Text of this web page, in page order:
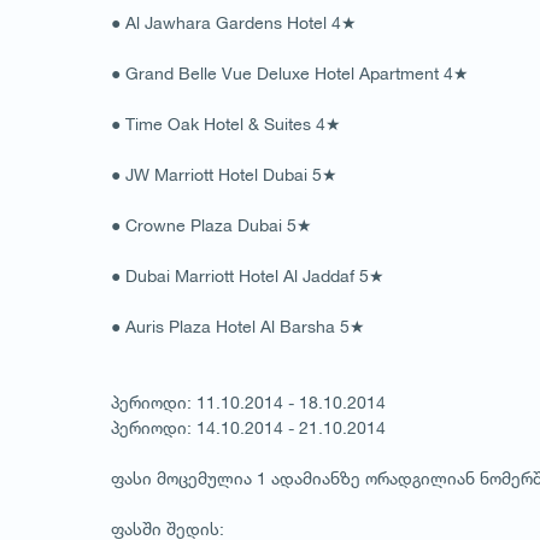
● Al Jawhara Gardens Hotel 4★
● Grand Belle Vue Deluxe Hotel Apartment 4★
● Time Oak Hotel & Suites 4★
● JW Marriott Hotel Dubai 5★
● Crowne Plaza Dubai 5★
● Dubai Marriott Hotel Al Jaddaf 5★
● Auris Plaza Hotel Al Barsha 5★
პერიოდი: 11.10.2014 - 18.10.2014
პერიოდი: 14.10.2014 - 21.10.2014
ფასი მოცემულია 1 ადამიანზე ორადგილიან
ფასში შედის: